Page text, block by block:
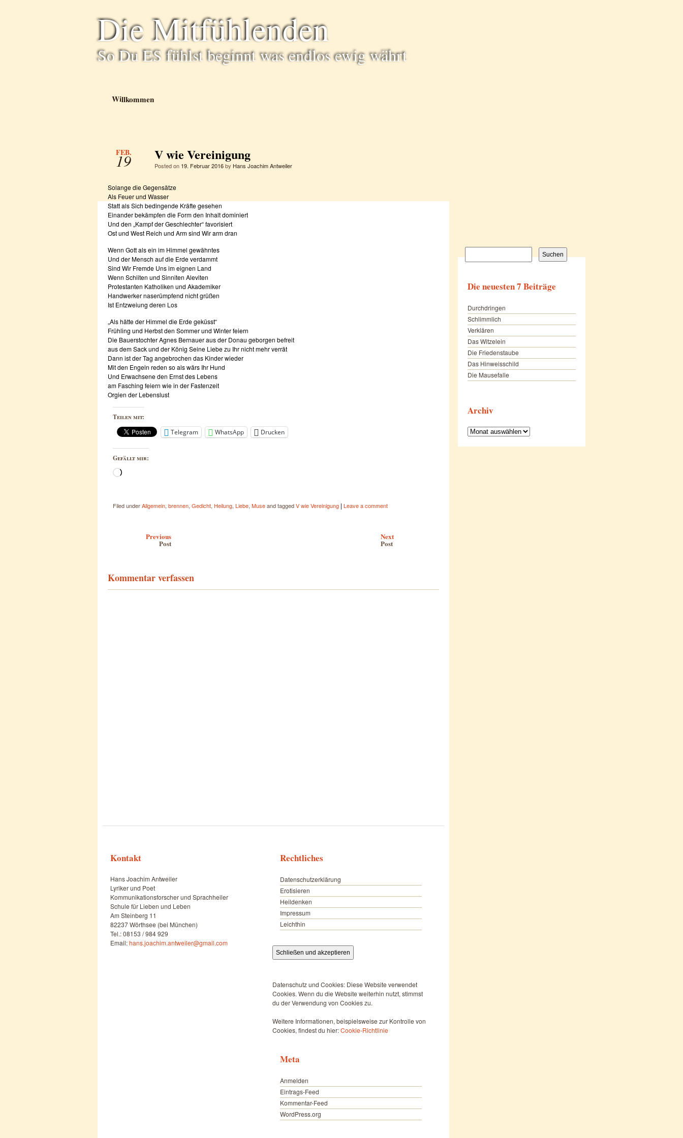
Die Mitfühlenden
So Du ES fühlst beginnt was endlos ewig währt
Willkommen
FEB.
19 V wie Vereinigung
Posted on 19. Februar 2016by Hans Joachim Antweiler
Solange die Gegensätze
Als Feuer und Wasser
Statt als Sich bedingende Kräfte gesehen
Einander bekämpfen die Form den Inhalt dominiert
Und den „Kampf der Geschlechter“ favorisiert
Ost und West Reich und Arm sind Wir arm dran
Wenn Gott als ein im Himmel gewähntes
Und der Mensch auf die Erde verdammt
Sind Wir Fremde Uns im eignen Land
Wenn Schiiten und Sinniten Aleviten
Protestanten Katholiken und Akademiker
Handwerker naserümpfend nicht grüßen
Ist Entzweiung deren Los
„Als hätte der Himmel die Erde geküsst“
Frühling und Herbst den Sommer und Winter feiern
Die Bauerstochter Agnes Bernauer aus der Donau geborgen befreit
aus dem Sack und der König Seine Liebe zu Ihr nicht mehr verrät
Dann ist der Tag angebrochen das Kinder wieder
Mit den Engeln reden so als wärs Ihr Hund
Und Erwachsene den Ernst des Lebens
am Fasching feiern wie in der Fastenzeit
Orgien der Lebenslust
Teilen mit:
Telegram
WhatsApp Drucken
Gefällt mir:
Wird
Filed underAllgemein, brennen, Gedicht, Heilung, Liebe, Museand taggedV wie Vereinigung | Leave a comment
Previous
Post
Next
Post
Kommentar verfassen
Kontakt
Hans Joachim Antweiler
Lyriker und Poet
Kommunikationsforscher und Sprachheiler
Schule für Lieben und Leben
Am Steinberg 11
82237 Wörthsee (bei München)
Tel.: 08153 / 984 929
Email:hans.joachim.antweiler@gmail.com
Rechtliches
Datenschutzerklärung
Erotisieren
Heildenken
Impressum
Leichthin
Datenschutz und Cookies: Diese Website verwendet
Cookies. Wenn du die Website weiterhin nutzt, stimmst
du der Verwendung von Cookies zu.
Weitere Informationen, beispielsweise zur Kontrolle von
Cookies, findest du hier:Cookie-Richtlinie
Meta
Anmelden
Eintrags-Feed
Kommentar-Feed
WordPress.org
Suchen
Die neuesten 7 Beiträge
Durchdringen
Schlimmlich
Verklären
Das Witzelein
Die Friedenstaube
Das Hinweisschild
Die Mausefalle
Archiv
Archiv